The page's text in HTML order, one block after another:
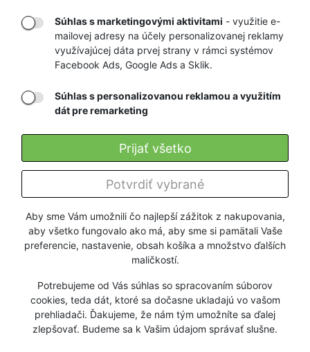
Aby sme Vám umožnili čo najlepší zážitok z nakupovania,
aby všetko fungovalo ako má, aby sme si pamätali Vaše
preferencie, nastavenie, obsah košíka a množstvo ďalších
maličkostí.
Potrebujeme od Vás súhlas so spracovaním súborov
cookies, teda dát, ktoré sa dočasne ukladajú vo vašom
prehliadači. Ďakujeme, že nám tým umožníte sa ďalej
zlepšovať. Budeme sa k Vašim údajom správať slušne.
Súhlas s marketingovými aktivitami - využitie e-
mailovej adresy na účely personalizovanej reklamy
využívajúcej dáta prvej strany v rámci systémov
Facebook Ads, Google Ads a Sklik.
Súhlas s personalizovanou reklamou a využitím
dát pre remarketing
Potvrdiť vybrané
Prijať všetko
RÝCHLE
DORUČENIE
GARANCIA
NAJNIŽŠÍCH CIEN
Firmy a organizácie
© 2018 VEREDA SPORT. Všetky práva vyhradené.Kontaktujte nás